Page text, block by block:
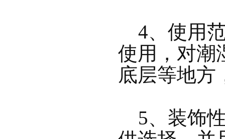
4、使用
使用，对潮
底层等地
5、装饰